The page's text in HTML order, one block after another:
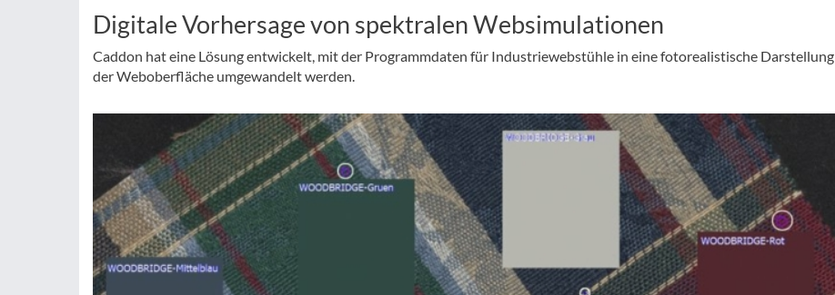
Digitale Vorhersage von spektralen Websimulationen
Caddon hat eine Lösung entwickelt, mit der Programmdaten für Industriewebstühle in eine fotorealistische Darstellung
der Weboberfläche umgewandelt werden.